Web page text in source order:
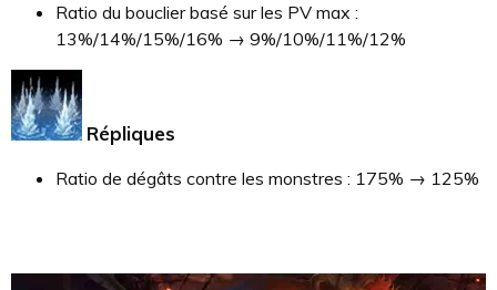
Ratio du bouclier basé sur les PV max :
13%/14%/15%/16% → 9%/10%/11%/12%
Répliques
Ratio de dégâts contre les monstres : 175% → 125%